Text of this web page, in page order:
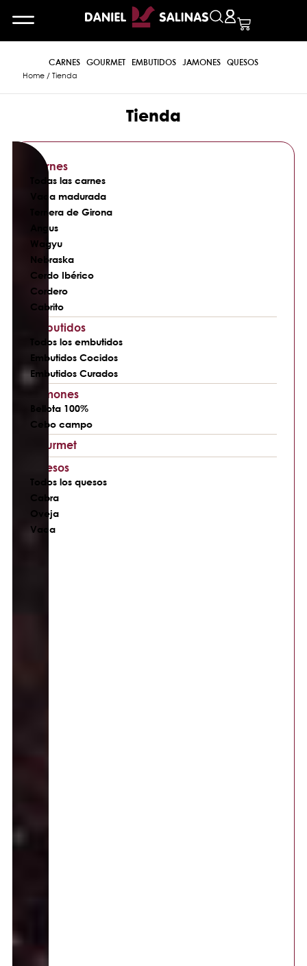
CARNES GOURMET EMBUTIDOS JAMONES QUESOS
Home/ Tienda
Tienda
Carnes
Todas las carnes
Vaca madurada
Ternera de Girona
Angus
Wagyu
Nebraska
Cerdo Ibérico
Cordero
Cabrito
Embutidos
Todos los embutidos
Embutidos Cocidos
Embutidos Curados
Jamones
Bellota 100%
Cebo campo
Gourmet
Quesos
Todos los quesos
Cabra
Oveja
Vaca